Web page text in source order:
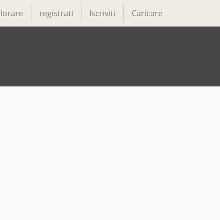
registrati Iscriviti Caricare